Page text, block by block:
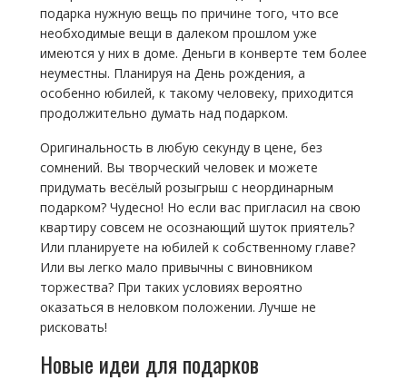
подарка нужную вещь по причине того, что все
необходимые вещи в далеком прошлом уже
имеются у них в доме. Деньги в конверте тем более
неуместны. Планируя на День рождения, а
особенно юбилей, к такому человеку, приходится
продолжительно думать над подарком.
Оригинальность в любую секунду в цене, без
сомнений. Вы творческий человек и можете
придумать весёлый розыгрыш с неординарным
подарком? Чудесно! Но если вас пригласил на свою
квартиру совсем не осознающий шуток приятель?
Или планируете на юбилей к собственному главе?
Или вы легко мало привычны с виновником
торжества?При таких условиях вероятно
оказаться в неловком положении. Лучше не
рисковать!
Новые идеи для подарков